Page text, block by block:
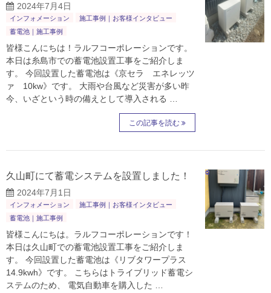
2024年7月4日
インフォメーション
施工事例｜お客様インタビュー
蓄電池｜施工事例
皆様こんにちは！ラルフコーポレーションです。
本日は糸島市での蓄電池設置工事をご紹介しま
す。 今回設置した蓄電池は《京セラ エネレッツ
ァ 10kw》です。 大雨や台風など災害が多い昨
今、いざという時の備えとして導入される …
この記事を読む
久山町にて蓄電システムを設置しました！
2024年7月1日
インフォメーション
施工事例｜お客様インタビュー
蓄電池｜施工事例
皆様こんにちは。ラルフコーポレーションです！
本日は久山町での蓄電池設置工事をご紹介しま
す。 今回設置した蓄電池は《リブタワープラス
14.9kwh》です。 こちらはトライブリッド蓄電シ
ステムのため、 電気自動車を購入した …